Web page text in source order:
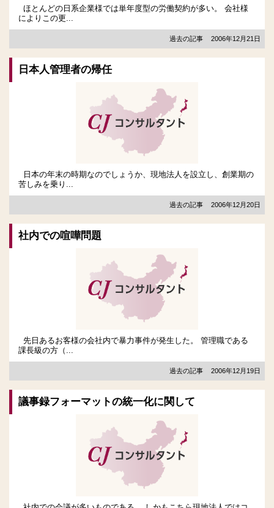
ほとんどの日系企業様では単年度型の労働契約が多い。 会社様
によりこの更...
過去の記事 2006年12月21日
日本人管理者の帰任
日本の年末の時期なのでしょうか、現地法人を設立し、創業期の
苦しみを乗り...
過去の記事 2006年12月20日
社内での喧嘩問題
先日あるお客様の会社内で暴力事件が発生した。 管理職である
課長級の方（...
過去の記事 2006年12月19日
議事録フォーマットの統一化に関して